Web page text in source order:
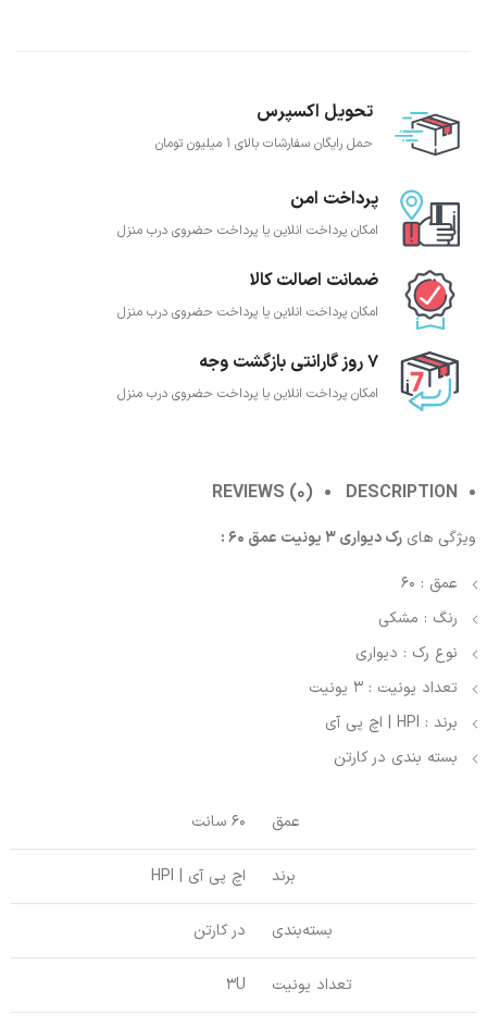
تحویل اکسپرس
حمل رایگان سفارشات بالای 1 میلیون تومان
پرداخت امن
امکان پرداخت انلاین یا پرداخت حضروی درب منزل
ضمانت اصالت کالا
امکان پرداخت انلاین یا پرداخت حضروی درب منزل
7 روز گارانتی بازگشت وجه
امکان پرداخت انلاین یا پرداخت حضروی درب منزل
DESCRIPTION
REVIEWS (0)
ویژگی های رک دیواری 3 یونیت عمق 60 :
عمق : 60
رنگ : مشکی
نوع رک : دیواری
تعداد یونیت : 3 یونیت
برند : HPI | اچ پی آی
بسته بندی در کارتن
عمق 60 سانت
برند اچ پی آی | HPI
بسته‌بندی در کارتن
تعداد یونیت 3U